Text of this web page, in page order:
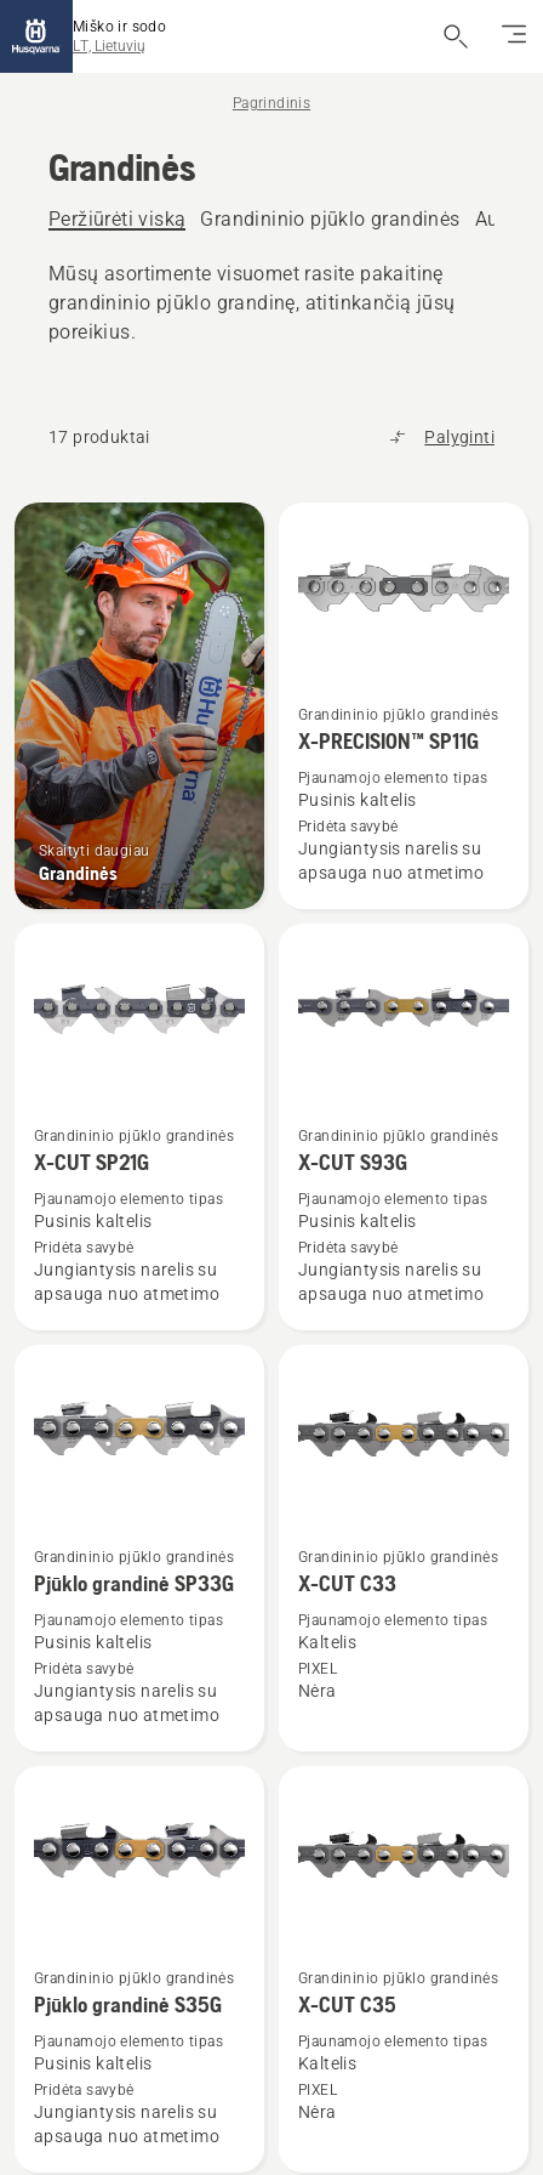
Miško ir sodo
LT, Lietuvių
Pagrindinis
Grandinės
Peržiūrėti viską Grandininio pjūklo grandinės
Mūsų asortimente visuomet rasite pakaitinę
grandininio pjūklo grandinę, atitinkančią jūsų
poreikius.
17 produktai Palyginti
Rodyti
visus
produktus
Skaityti daugiau
Grandinės
Žiūrėti
daugiau
detalių
apie
PRECISION™
Grandininio pjūklo grandinės
X-PRECISION™ SP11G
Pjaunamojo elemento tipas
Pusinis kaltelis
Pridėta savybė
Jungiantysis narelis su
apsauga nuo atmetimo
Žiūrėti
daugiau
detalių
apie
CUT
Grandininio pjūklo grandinės
X-CUT SP21G
Pjaunamojo elemento tipas
Pusinis kaltelis
Pridėta savybė
Jungiantysis narelis su
apsauga nuo atmetimo
Žiūrėti
daugiau
detalių
apie
CUT
Grandininio pjūklo grandinės
X-CUT S93G
Pjaunamojo elemento tipas
Pusinis kaltelis
Pridėta savybė
Jungiantysis narelis su
apsauga nuo atmetimo
Žiūrėti
daugiau
detalių
apie
Pjūklo
grandinė
Grandininio pjūklo grandinės
Pjūklo grandinė SP33G
Pjaunamojo elemento tipas
Pusinis kaltelis
Pridėta savybė
Jungiantysis narelis su
apsauga nuo atmetimo
Žiūrėti
daugiau
detalių
apie
Grandininio pjūklo grandinės
X-CUT C33
Pjaunamojo elemento tipas
Kaltelis
PIXEL
Nėra
Žiūrėti
daugiau
detalių
apie
Pjūklo
grandinė
Grandininio pjūklo grandinės
Pjūklo grandinė S35G
Pjaunamojo elemento tipas
Pusinis kaltelis
Pridėta savybė
Jungiantysis narelis su
apsauga nuo atmetimo
Žiūrėti
daugiau
detalių
apie
Grandininio pjūklo grandinės
X-CUT C35
Pjaunamojo elemento tipas
Kaltelis
PIXEL
Nėra